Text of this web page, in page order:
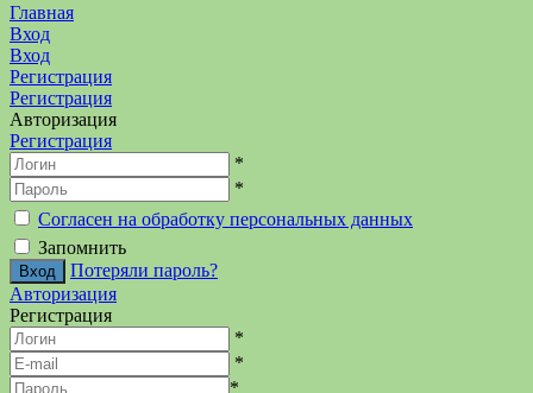
Главная
Вход
Вход
Регистрация
Регистрация
Авторизация
Регистрация
*
*
Согласен на обработку персональных данных
Запомнить
Потеряли пароль?
Авторизация
Регистрация
*
*
*